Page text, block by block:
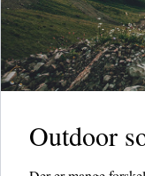
Outdoor